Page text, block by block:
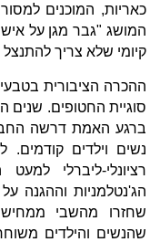
כאריות, המוכנים
המושג "גבר מגן על
קיומי שלא צריך להתנצל
ההכרה הציבורית
סוגיית החטופים. שנים
ברגע האמת דרשה
נשים וילדים
רציונלי-ליברלי
הג'נטלמניות וההגנה
שחזרו מהשבי
שהנשים והילדים